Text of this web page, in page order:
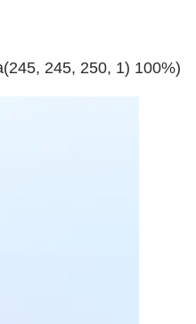
245, 250, 1) 100%)